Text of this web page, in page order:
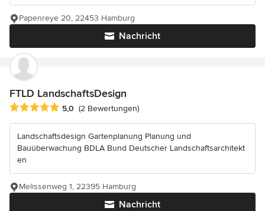
Nachricht
Papenreye 20, 22453 Hamburg
FTLD LandschaftsDesign
Durchschnittliche Bewertung: 5 von 5 Sternen
5,0 (2 Bewertungen)
Landschaftsdesign Gartenplanung Planung und
Bauüberwachung BDLA Bund Deutscher Landschaftsarchitekt
en
Nachricht
Melissenweg 1, 22395 Hamburg